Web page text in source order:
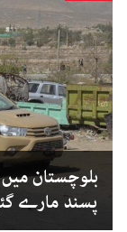
پسند مارے